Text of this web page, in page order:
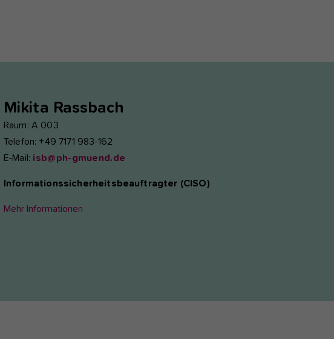
Mikita Rassbach
Raum: A 003
Telefon: +49 7171 983-162
E-Mail: isb@ph-gmuend.de
Informationssicherheitsbeauftragter (CISO)
Mehr Informationen